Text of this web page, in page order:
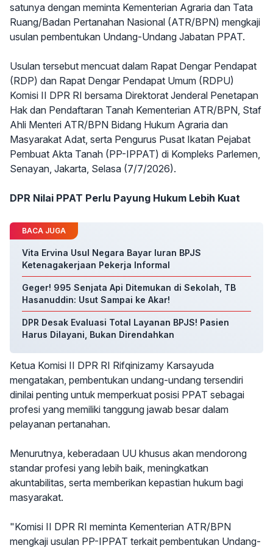
satunya dengan meminta Kementerian Agraria dan Tata
Ruang/Badan Pertanahan Nasional (ATR/BPN) mengkaji
usulan pembentukan Undang-Undang Jabatan PPAT.
Usulan tersebut mencuat dalam Rapat Dengar Pendapat
(RDP) dan Rapat Dengar Pendapat Umum (RDPU)
Komisi II DPR RI bersama Direktorat Jenderal Penetapan
Hak dan Pendaftaran Tanah Kementerian ATR/BPN, Staf
Ahli Menteri ATR/BPN Bidang Hukum Agraria dan
Masyarakat Adat, serta Pengurus Pusat Ikatan Pejabat
Pembuat Akta Tanah (PP-IPPAT) di Kompleks Parlemen,
Senayan, Jakarta, Selasa (7/7/2026).
DPR Nilai PPAT Perlu Payung Hukum Lebih Kuat
BACA JUGA
Vita Ervina Usul Negara Bayar Iuran BPJS
Ketenagakerjaan Pekerja Informal
Geger! 995 Senjata Api Ditemukan di Sekolah, TB
Hasanuddin: Usut Sampai ke Akar!
DPR Desak Evaluasi Total Layanan BPJS! Pasien
Harus Dilayani, Bukan Direndahkan
Ketua Komisi II DPR RI Rifqinizamy Karsayuda
mengatakan, pembentukan undang-undang tersendiri
dinilai penting untuk memperkuat posisi PPAT sebagai
profesi yang memiliki tanggung jawab besar dalam
pelayanan pertanahan.
Menurutnya, keberadaan UU khusus akan mendorong
standar profesi yang lebih baik, meningkatkan
akuntabilitas, serta memberikan kepastian hukum bagi
masyarakat.
"Komisi II DPR RI meminta Kementerian ATR/BPN
mengkaji usulan PP-IPPAT terkait pembentukan Undang-